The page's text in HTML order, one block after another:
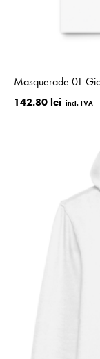
Masquerade 01
142.80 lei